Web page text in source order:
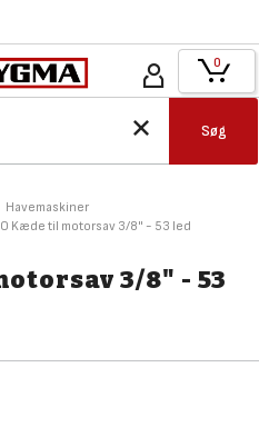
Søg
0
Havemaskiner
Kæde til motorsav 3/8" - 53 led
3/8" - 53